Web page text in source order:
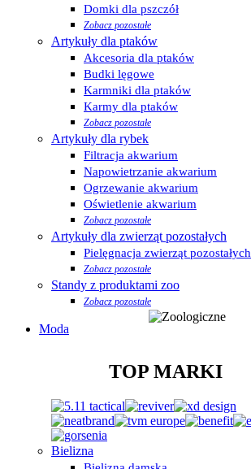
Domki dla pszczół
Zobacz pozostałe
Artykuły dla ptaków
Akcesoria dla ptaków
Budki lęgowe
Karmniki dla ptaków
Karmy dla ptaków
Zobacz pozostałe
Artykuły dla rybek
Filtracja akwarium
Napowietrzanie akwarium
Ogrzewanie akwarium
Oświetlenie akwarium
Zobacz pozostałe
Artykuły dla zwierząt pozostałych
Pielęgnacja zwierząt pozostałych
Zobacz pozostałe
Standy z produktami zoo
Zobacz pozostałe
Moda
TOP MARKI
Bielizna